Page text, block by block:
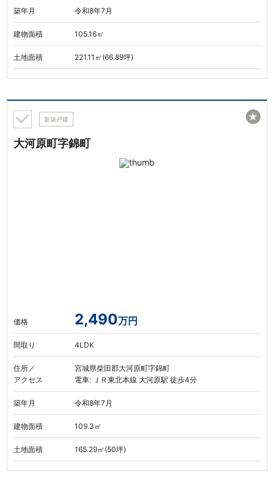
築年月 令和8年7月
建物面積 105.16㎡
土地面積 221.11㎡(66.89坪)
新築戸建
大河原町字錦町
価格 2,490万円
間取り 4LDK
住所／
アクセス
宮城県柴田郡大河原町字錦町
電車: ＪＲ東北本線 大河原駅 徒歩4分
築年月 令和8年7月
建物面積 109.3㎡
土地面積 165.29㎡(50坪)
★